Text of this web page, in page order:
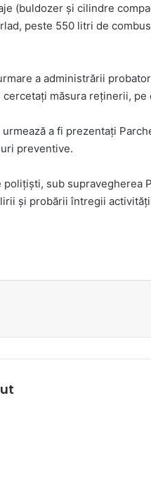
(buldozer și cilindre
peste 550 litri de
a administrării
cercetați măsura reținerii,
a fi prezentați
preventive.
sub supravegherea
și probării întregii